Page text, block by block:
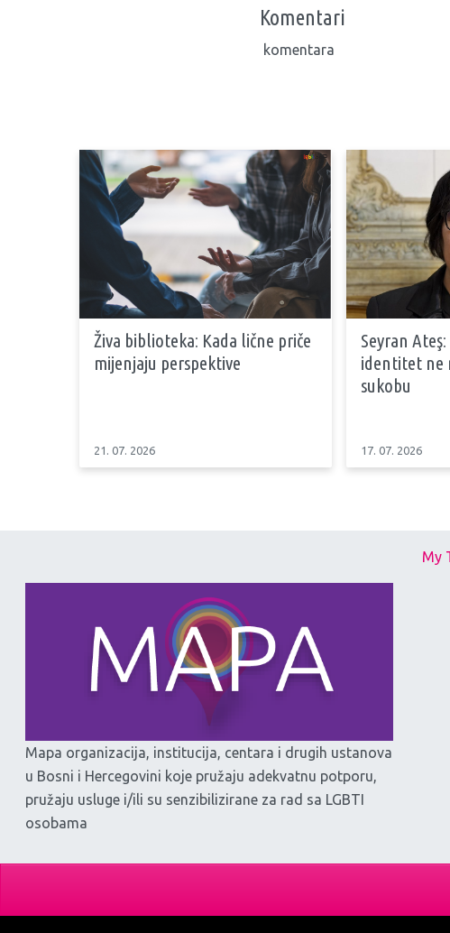
Komentari
komentara
Živa biblioteka: Kada lične priče
mijenjaju perspektive
21. 07. 2026
Seyran
identitet ne
sukobu
17. 07. 2026
Mapa organizacija, institucija, centara i drugih ustanova
u Bosni i Hercegovini koje pružaju adekvatnu potporu,
pružaju usluge i/ili su senzibilizirane za rad sa LGBTI
osobama
My